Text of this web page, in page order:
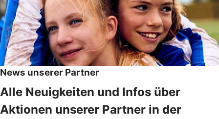
News unserer Partner
Alle Neuigkeiten und Infos über
Aktionen unserer Partner in der